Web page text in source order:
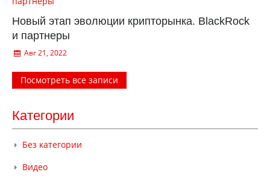
Новый этап эволюции крипторынка. BlackRock
и партнеры
Авг 21, 2022
Посмотреть все записи
Категории
Без категории
Видео